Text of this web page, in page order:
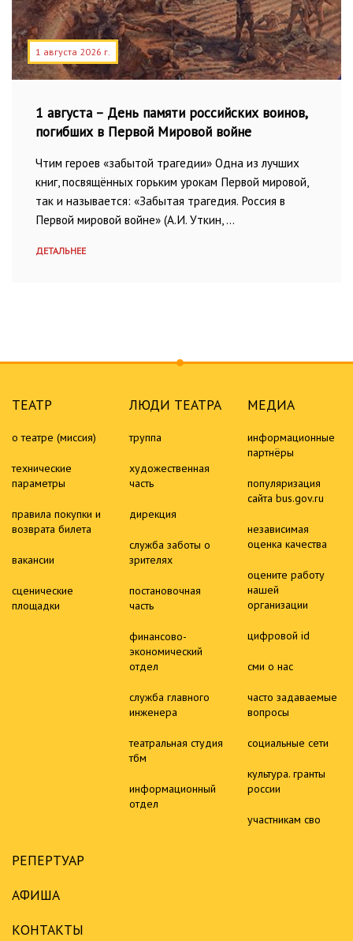
1 августа 2026 г.
1 августа – День памяти российских воинов,
погибших в Первой Мировой войне
Чтим героев «забытой трагедии» Одна из лучших
книг, посвящённых горьким урокам Первой мировой,
так и называется: «Забытая трагедия. Россия в
Первой мировой войне» (А.И. Уткин, …
ДЕТАЛЬНЕЕ
ТЕАТР
о театре (миссия)
технические
параметры
правила покупки и
возврата билета
вакансии
сценические
площадки
ЛЮДИ ТЕАТРА
труппа
художественная
часть
дирекция
служба заботы о
зрителях
постановочная
часть
финансово-
экономический
отдел
служба главного
инженера
театральная студия
тбм
информационный
отдел
МЕДИА
информационные
партнёры
популяризация
сайта bus.gov.ru
независимая
оценка качества
оцените работу
нашей
организации
цифровой id
сми о нас
часто задаваемые
вопросы
социальные сети
культура. гранты
россии
участникам сво
РЕПЕРТУАР
АФИША
КОНТАКТЫ